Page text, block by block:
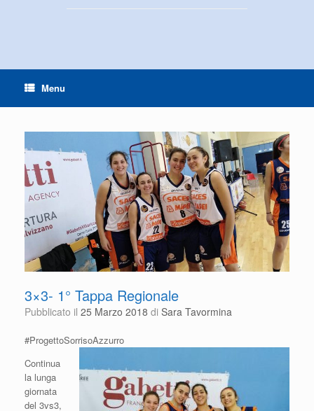
Menu
3×3- 1° Tappa Regionale
Pubblicato il 25 Marzo 2018 di Sara Tavormina
#ProgettoSorrisoAzzurro
Continua
la lunga
giornata
del 3vs3,